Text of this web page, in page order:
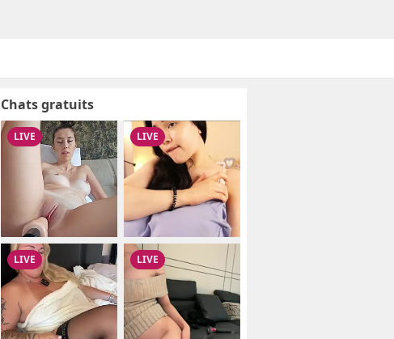
Chats gratuits